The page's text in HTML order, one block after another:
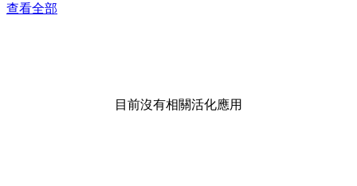
查看全部
目前沒有相關活化應用